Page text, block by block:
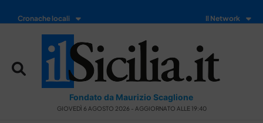
Cronache locali Il Network
Fondato da Maurizio Scaglione
GIOVEDÌ 6 AGOSTO 2026 - AGGIORNATO ALLE 19:40